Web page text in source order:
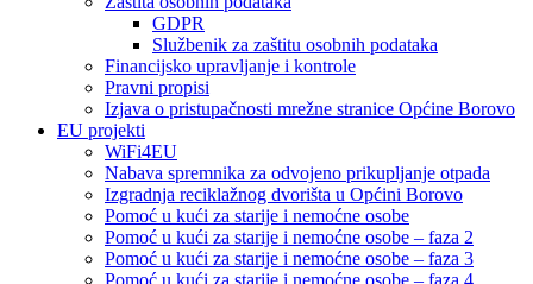
GDPR
Službenik za zaštitu osobnih podataka
Financijsko upravljanje i kontrole
Pravni propisi
Izjava o pristupačnosti mrežne stranice Općine Borovo
EU projekti
WiFi4EU
Nabava spremnika za odvojeno prikupljanje otpada
Izgradnja reciklažnog dvorišta u Općini Borovo
Pomoć u kući za starije i nemoćne osobe
Pomoć u kući za starije i nemoćne osobe – faza 2
Pomoć u kući za starije i nemoćne osobe – faza 3
Pomoć u kući za starije i nemoćne osobe – faza 4